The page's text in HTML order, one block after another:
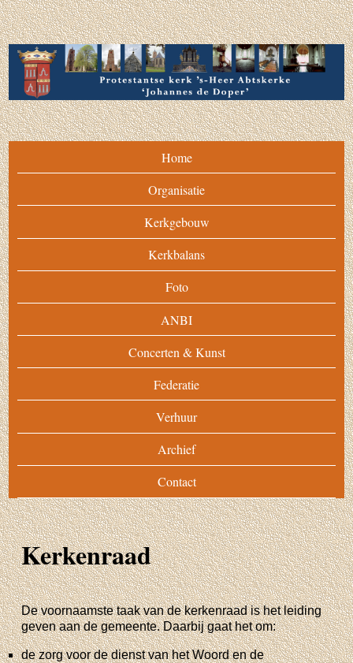
Home
Organisatie
Kerkgebouw
Kerkbalans
Foto
ANBI
Concerten & Kunst
Federatie
Verhuur
Archief
Contact
Kerkenraad
De voornaamste taak van de kerkenraad is het leiding
geven aan de gemeente. Daarbij gaat het om:
de zorg voor de dienst van het Woord en de